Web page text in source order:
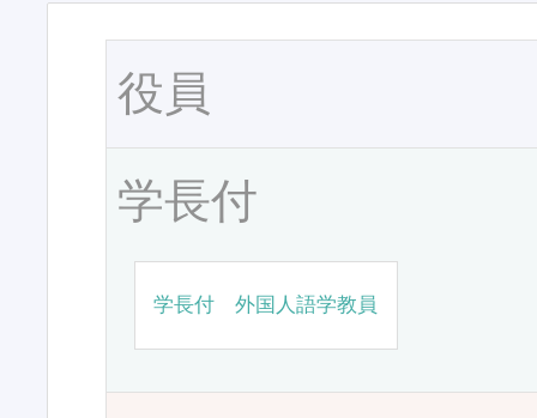
役員
学長付
学長付 外国人語学教員